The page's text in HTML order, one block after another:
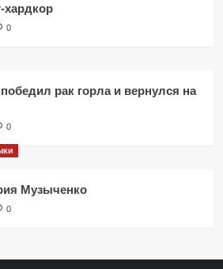
хардкор
0
рак горла и вернулся на
0
Музыченко
0